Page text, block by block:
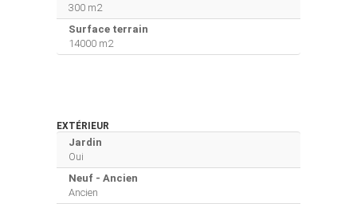
300 m2
Surface terrain
14000 m2
EXTÉRIEUR
Jardin
Oui
Neuf - Ancien
Ancien